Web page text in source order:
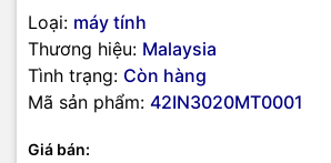
Loại: máy tính
Thương hiệu: Malaysia
Tình trạng: Còn hàng
Mã sản phẩm: 42IN3020MT0001
Giá bán: